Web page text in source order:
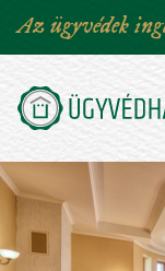
Ugrás
Az ügyvédek